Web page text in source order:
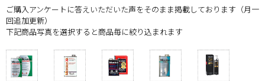
ご購入アンケートに答えいただいた声をそのまま掲載しております（月一
回追加更新）
下記商品写真を選択すると商品毎に絞り込まれます